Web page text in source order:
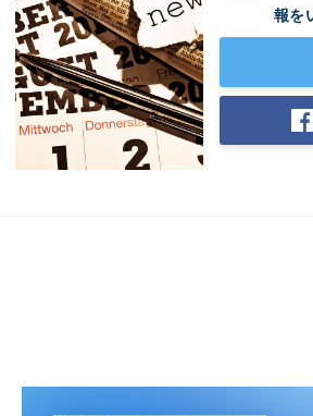
報を
Japanese